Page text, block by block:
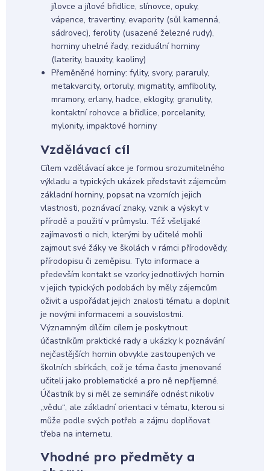
jílovce a jílové břidlice, slínovce, opuky,
vápence, travertiny, evapority (sůl kamenná,
sádrovec), ferolity (usazené železné rudy),
horniny uhelné řady, reziduální horniny
(laterity, bauxity, kaoliny)
Přeměněné horniny: fylity, svory, pararuly,
metakvarcity, ortoruly, migmatity, amfibolity,
mramory, erlany, hadce, eklogity, granulity,
kontaktní rohovce a břidlice, porcelanity,
mylonity, impaktové horniny
Vzdělávací cíl
Cílem vzdělávací akce je formou srozumitelného
výkladu a typických ukázek představit zájemcům
základní horniny, popsat na vzorních jejich
vlastnosti, poznávací znaky, vznik a výskyt v
přírodě a použití v průmyslu. Též všelijaké
zajímavosti o nich, kterými by učitelé mohli
zajmout své žáky ve školách v rámci přírodovědy,
přírodopisu či zeměpisu. Tyto informace a
především kontakt se vzorky jednotlivých hornin
v jejich typických podobách by měly zájemcům
oživit a uspořádat jejich znalosti tématu a doplnit
je novými informacemi a souvislostmi.
Významným dílčím cílem je poskytnout
účastníkům praktické rady a ukázky k poznávání
nejčastějších hornin obvykle zastoupených ve
školních sbírkách, což je téma často jmenované
učiteli jako problematické a pro ně nepříjemné.
Účastník by si měl ze semináře odnést nikoliv
„vědu“, ale základní orientaci v tématu, kterou si
může podle svých potřeb a zájmu doplňovat
třeba na internetu.
Vhodné pro předměty a